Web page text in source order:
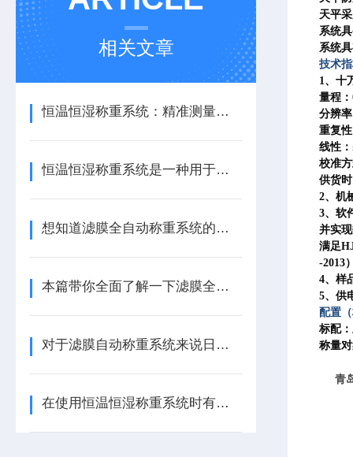
相关文章
恒温恒湿称重系统：精准测量的科技保障
恒温恒湿称重系统是一种用于精确测量材料质量的设备
想知道滤膜全自动称重系统的原理及辅助功能不妨看看本篇
本篇带你全面了解一下滤膜全自动称重系统
对于滤膜自动称重系统来说日常维护工作该如何进行
在使用恒温恒湿称重系统时有哪些注意事项？看完便知
天平
系统
系统
技术
1、十
量程
分辨
重复
线性
校准
供货
2、机
3、软
并实
满足
-2013
4、样
5、供
配置
标配
称量
青